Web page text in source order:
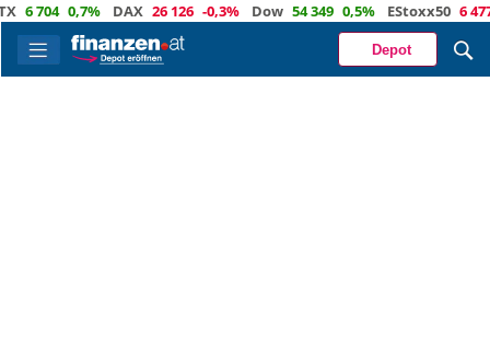
0,7% DAX 26 126 -0,3% Dow 54 349 0,5% EStoxx50 6 477 -
Depot